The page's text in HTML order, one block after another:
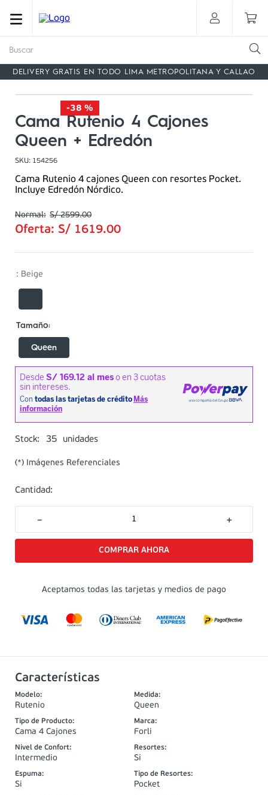
DELIVERY GRATIS EN TODO LIMA METROPOLITANA Y CALLAO
-38 %
Cama Rutenio 4 Cajones
Queen + Edredón
SKU: 154256
Cama Rutenio 4 cajones Queen con resortes Pocket.
Incluye Edredón Nórdico.
S/ 2599.00
Oferta: S/ 1619.00
: Beige
Queen
Stock: 35 unidades
(*) Imágenes Referenciales
Cantidad:
＋
－
Aceptamos todas las tarjetas y medios de pago
Características
Modelo:
Rutenio
Medida:
Queen
Tipo de Producto:
Cama 4 Cajones
Marca:
Forli
Nivel de Confort:
Intermedio
Resortes:
Si
Espuma:
Si
Tipo de Resortes:
Pocket